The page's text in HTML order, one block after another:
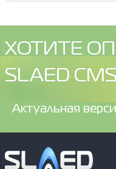
ХОТИТЕ
SLAED
Aктуальная